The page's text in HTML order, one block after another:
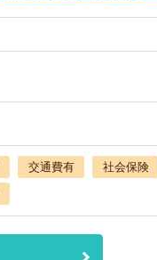
交通費有
社会保険